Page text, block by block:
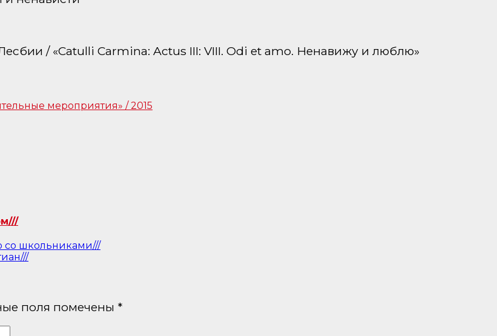
/ «Catulli Carmina: Actus III: VIII. Odi et amo. Ненавижу и люблю»
со школьниками///
поля помечены *